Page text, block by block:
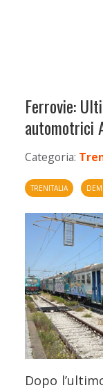
Ferrovie:
automotrici
Categoria:
TRENITALIA
Dopo